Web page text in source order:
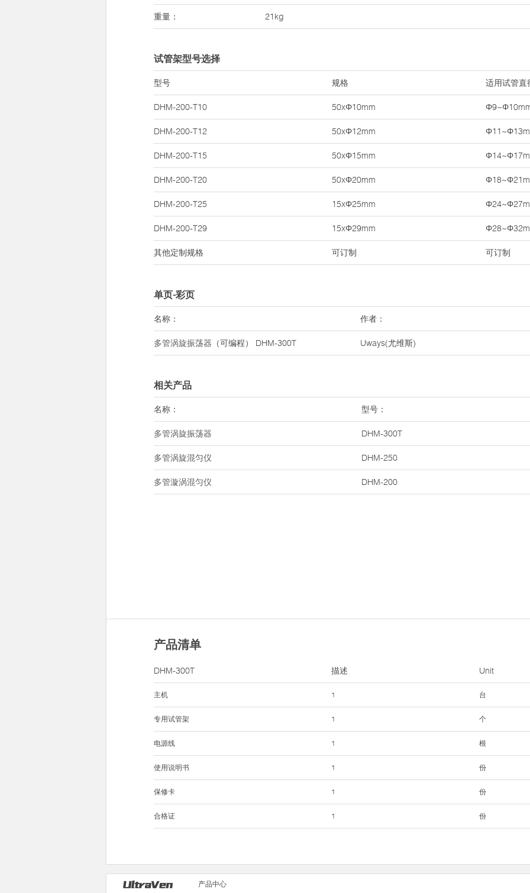
重量： 21kg
试管架型号选择
型号 规格 适用试管直
DHM-200-T10 50xΦ10mm
DHM-200-T12 50xΦ12mm
DHM-200-T15 50xΦ15mm
DHM-200-T20 50xΦ20mm
DHM-200-T25 15xΦ25mm
DHM-200-T29 15xΦ29mm
其他定制规格 可订制 可订制
单页-彩页
名称： 作者：
多管涡旋振荡器 （可编程） DHM-300T Uways(尤维斯)
相关产品
名称： 型号：
多管涡旋振荡器 DHM-300T
多管涡旋混匀仪 DHM-250
多管漩涡混匀仪 DHM-200
产品清单
DHM-300T Unit
主机 台
专用试管架 个
电源线 根
使用说明书 份
保修卡 份
合格证 份
描述
1
1
1
1
1
1
产品中心